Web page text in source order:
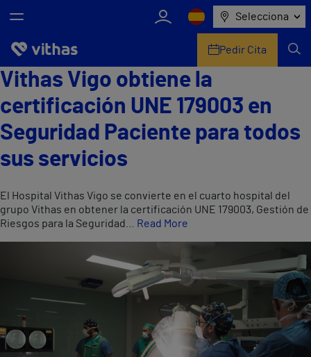
Selecciona
Nosotros
Servicios de salud
Información útil
Pedir Cita
Vithas Vigo obtiene la
certificación UNE 179003 en
Seguridad Paciente para todos
sus servicios
El Hospital Vithas Vigo se convierte en el cuarto hospital del
grupo Vithas en obtener la certificación UNE 179003, Gestión de
Riesgos para la Seguridad…
Read More